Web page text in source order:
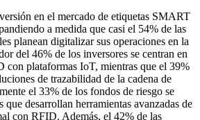
en el mercado de etiquetas SMART
a medida que casi el 54% de las
planean digitalizar sus operaciones en la
del 46% de los inversores se centran en
con plataformas IoT, mientras que el 39%
de trazabilidad de la cadena de
el 33% de los fondos de riesgo se
que desarrollan herramientas avanzadas de
con RFID. Además, el 42% de las